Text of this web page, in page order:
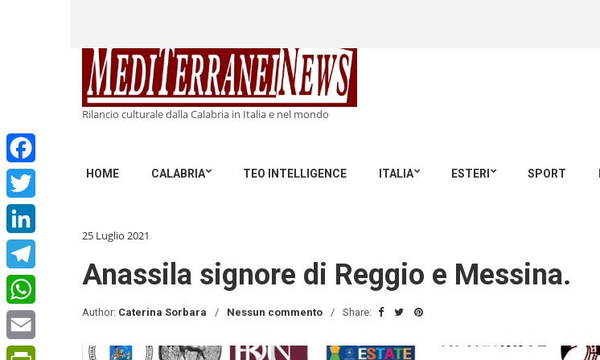
Rilancio culturale dalla Calabria in Italia e nel mondo
HOME CALABRIA TEO INTELLIGENCE ITALIA ESTERI SPORT
Facebook
Twitter
LinkedIn
Telegram
WhatsApp
Email
25 Luglio 2021
Anassila signore di Reggio e Messina.
Author: Caterina Sorbara Nessun commento Share: